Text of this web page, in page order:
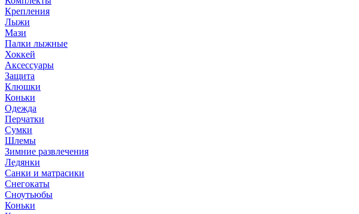
Крепления
Лыжи
Мази
Палки лыжные
Хоккей
Аксессуары
Защита
Клюшки
Коньки
Одежда
Перчатки
Сумки
Шлемы
Зимние развлечения
Ледянки
Санки и матрасики
Снегокаты
Сноутьюбы
Коньки